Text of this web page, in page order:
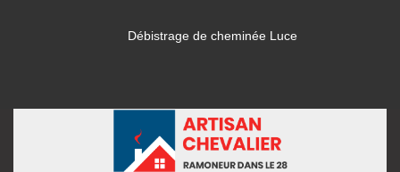
Débistrage de cheminée Luce